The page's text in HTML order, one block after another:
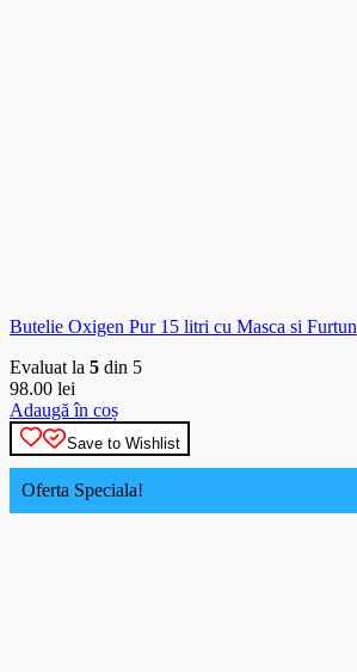
Butelie Oxigen Pur 15 litri cu Masca si Furtun
Evaluat la 5 din 5
98.00 lei
Adaugă în coș
Save to Wishlist
Oferta Speciala!